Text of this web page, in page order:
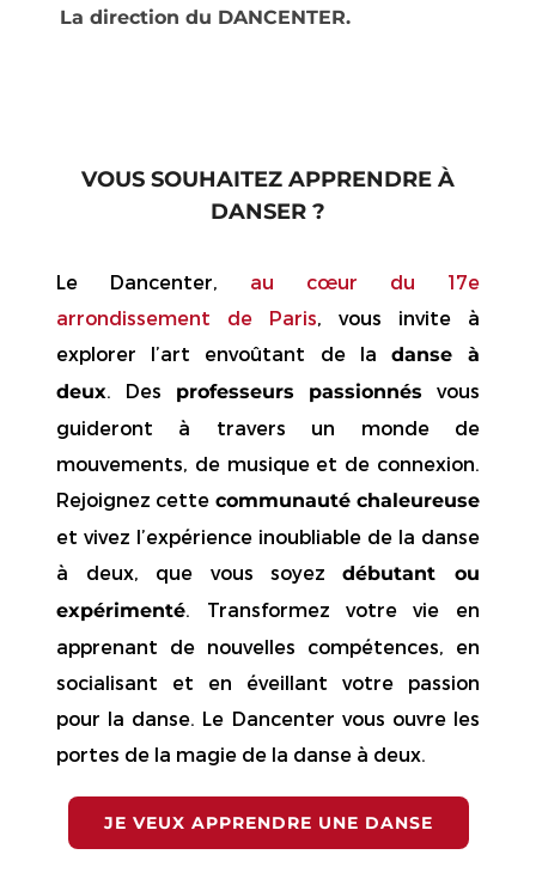
La direction du DANCENTER.
VOUS SOUHAITEZ APPRENDRE À
DANSER ?
Le Dancenter, au cœur du 17e
arrondissement de Paris, vous invite à
explorer l’art envoûtant de la danse à
deux. Des professeurs passionnés vous
guideront à travers un monde de
mouvements, de musique et de connexion.
Rejoignez cette communauté chaleureuse
et vivez l’expérience inoubliable de la danse
à deux, que vous soyezdébutant ou
expérimenté. Transformez votre vie en
apprenant de nouvelles compétences, en
socialisant et en éveillant votre passion
pour la danse. Le Dancenter vous ouvre les
portes de la magie de la danse à deux.
JE VEUX APPRENDRE UNE DANSE